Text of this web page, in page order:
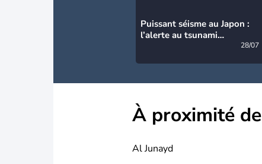
Puissant séisme au Japon :
l’alerte au tsunami
28/07
À proximité de
Al Junayd